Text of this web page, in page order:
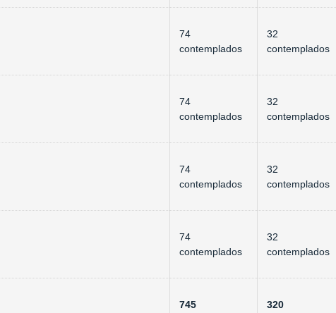
74
contemplados
32
contemplados
74
contemplados
32
contemplados
74
contemplados
32
contemplados
74
contemplados
32
contemplados
745
320